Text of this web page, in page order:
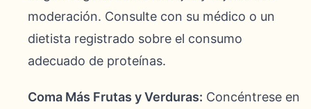
moderación. Consulte con su médico o un
dietista registrado sobre el consumo
adecuado de proteínas.
Coma Más Frutas y Verduras: Concéntrese en